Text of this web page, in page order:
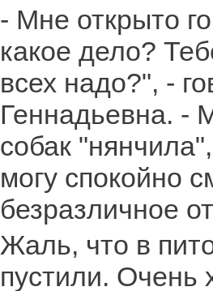
- Мне открыто
какое дело?
всех надо?", -
Геннадьевна. -
собак
могу спокойно
безразличное
Жаль, что в
пустили. Очень